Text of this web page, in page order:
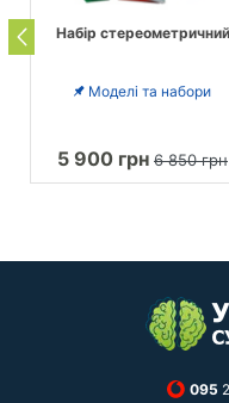
Набір стереометричний
Моделі та набори
5 900 грн 6 850 грн
095